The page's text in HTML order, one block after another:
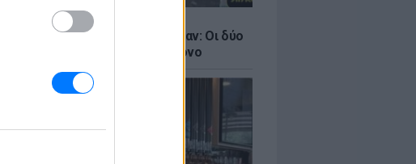
LIFESTYLE
Ζόε Σαλντάνα και Νικόλ Κίντμαν: Οι δύο
σταρ του Χόλιγουντ στη Μύκονο